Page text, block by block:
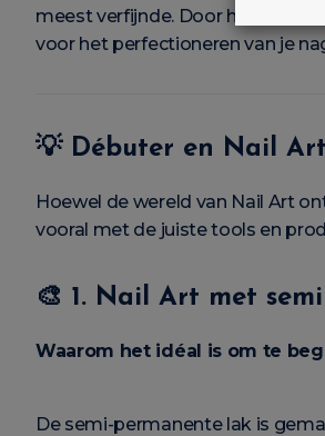
meest verfijnde. Door hun
voor het perfectioneren van je
💡 Débuter en Nail
Hoewel de wereld van Nail Art
vooral met de juiste tools en
🎨 1. Nail Art met
Waarom het idéal is om te
De semi-permanente lak is